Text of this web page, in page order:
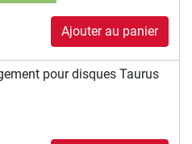
Ajouter au panier
pour disques Taurus